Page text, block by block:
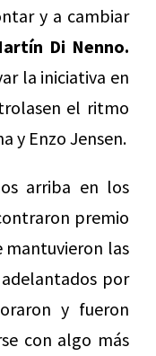
y a cambiar
Di Nenno.
la iniciativa en
el ritmo
y Enzo Jensen.
arriba en los
premio
mantuvieron las
por
y fueron
con algo más